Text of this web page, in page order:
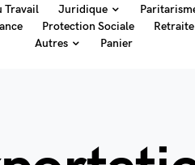
Travail
Juridique
Protection Sociale
Retraite
Autres
Panier